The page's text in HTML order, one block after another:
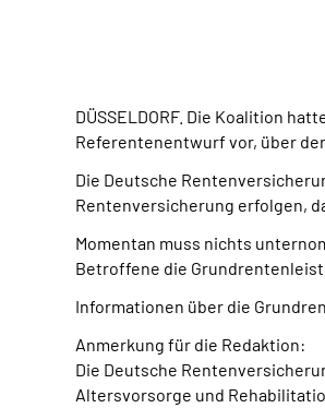
DÜSSELDORF. Die Koalition
Referentenentwurf vor, über
Die Deutsche
Rentenversicherung erfolgen,
Momentan muss nichts
Betroffene die
Informationen über die
Anmerkung für die Redaktion:
Die Deutsche
Altersvorsorge und